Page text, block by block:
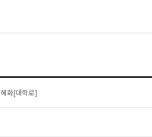
혜화[대학로]